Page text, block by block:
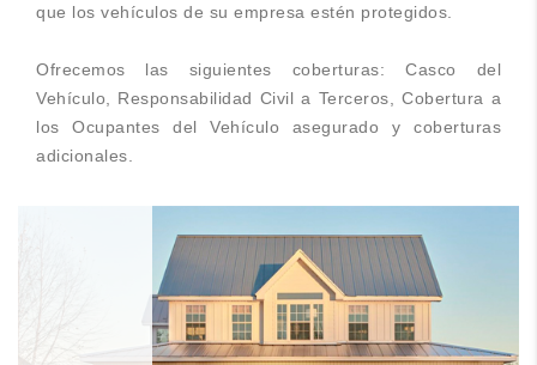
que los vehículos de su empresa estén protegidos.
Ofrecemos las siguientes coberturas: Casco del
Vehículo, Responsabilidad Civil a Terceros, Cobertura a
los Ocupantes del Vehículo asegurado y coberturas
adicionales.